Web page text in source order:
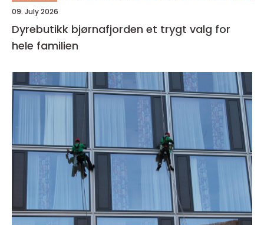
09. July 2026
Dyrebutikk bjørnafjorden et trygt valg for
hele familien